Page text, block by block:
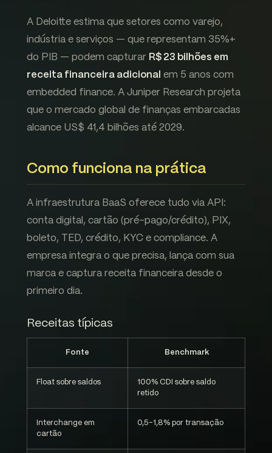
A Deloitte estima que setores como varejo,
indústria e serviços — que representam 35%+
do PIB — podem capturar R$ 23 bilhões em
receita financeira adicional em 5 anos com
embedded finance. A Juniper Research projeta
que o mercado global de finanças embarcadas
alcance US$ 41,4 bilhões até 2029.
Como funciona na prática
A infraestrutura BaaS oferece tudo via API:
conta digital, cartão (pré-pago/crédito), PIX,
boleto, TED, crédito, KYC e compliance. A
empresa integra o que precisa, lança com sua
marca e captura receita financeira desde o
primeiro dia.
Receitas típicas
Fonte Benchmark
Float sobre saldos
100% CDI sobre saldo
retido
Interchange em
cartão
0,5-1,8% por transação